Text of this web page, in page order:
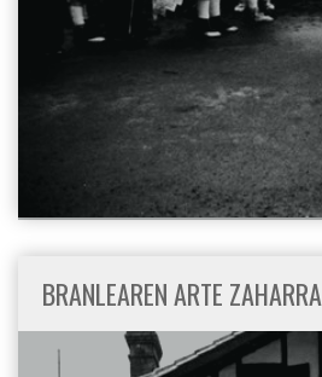
BRANLEAREN ARTE ZAHARRA